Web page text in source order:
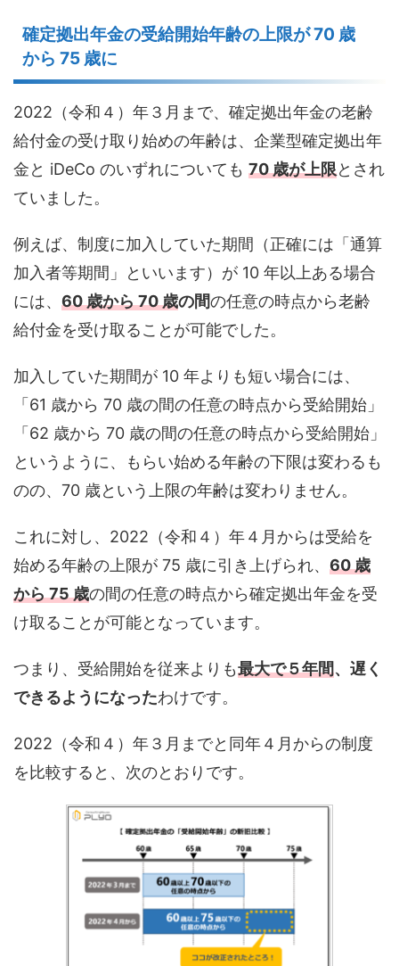
確定拠出年金の受給開始年齢の上限が 70 歳
から 75 歳に
2022（令和４）年３月まで、確定拠出年金の老齢
給付金の受け取り始めの年齢は、企業型確定拠出年
金と iDeCo のいずれについても 70 歳が上限とされ
ていました。
例えば、制度に加入していた期間（正確には「通算
加入者等期間」といいます）が 10 年以上ある場合
には、 60 歳から 70 歳の間の任意の時点から老齢
給付金を受け取ることが可能でした。
加入していた期間が 10 年よりも短い場合には、
「61 歳から 70 歳の間の任意の時点から受給開始」
「62 歳から 70 歳の間の任意の時点から受給開始」
というように、もらい始める年齢の下限は変わるも
のの、70 歳という上限の年齢は変わりません。
これに対し、2022（令和４）年４月からは受給を
始める年齢の上限が 75 歳に引き上げられ、 60 歳
から 75 歳の間の任意の時点から確定拠出年金を受
け取ることが可能となっています。
つまり、受給開始を従来よりも最大で５年間、遅く
できるようになったわけです。
2022（令和４）年３月までと同年４月からの制度
を比較すると、次のとおりです。